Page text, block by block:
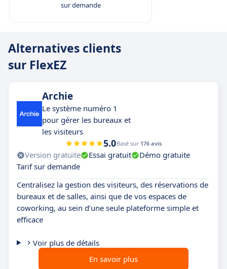
sur demande
Alternatives clients
sur FlexEZ
Archie
Le système numéro 1
pour gérer les bureaux et
les visiteurs
5.0Basé sur 176 avis
Version gratuite Essai gratuit
Démo gratuite
Tarif sur demande
Centralisez la gestion des visiteurs, des réservations de
bureaux et de salles, ainsi que de vos espaces de
coworking, au sein d’une seule plateforme simple et
efficace
Voir plus de détails
En savoir plus